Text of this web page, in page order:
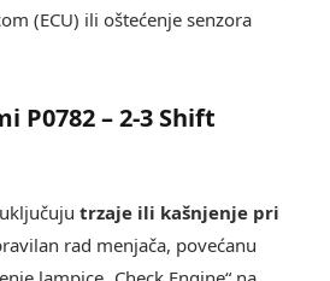
(ECU) ili oštećenje senzora
P0782 – 2-3 Shift
trzaje ili kašnjenje pri
rad menjača, povećanu